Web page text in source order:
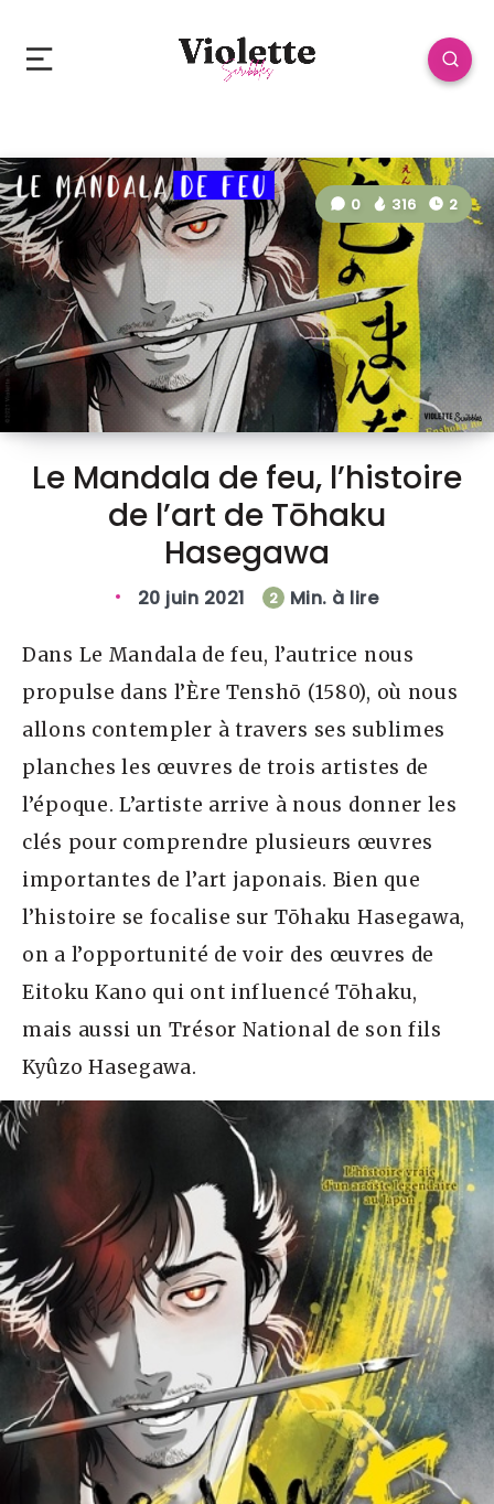
Le Mandala de feu, l’histoire
de l’art de Tōhaku
Hasegawa
0 316 2
20 juin 2021 2 Min. à lire
Dans Le Mandala de feu, l’autrice nous
propulse dans l’Ère Tenshō (1580), où nous
allons contempler à travers ses sublimes
planches les œuvres de trois artistes de
l’époque. L’artiste arrive à nous donner les
clés pour comprendre plusieurs œuvres
importantes de l’art japonais. Bien que
l’histoire se focalise sur Tōhaku Hasegawa,
on a l’opportunité de voir des œuvres de
Eitoku Kano qui ont influencé Tōhaku,
mais aussi un Trésor National de son fils
Kyûzo Hasegawa.